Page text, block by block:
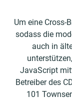
Um eine Cross-
sodass die
auch in
JavaScript
Betreiber des
101